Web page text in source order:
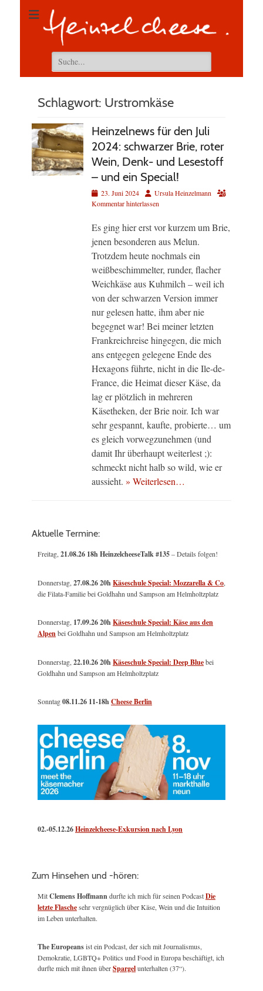
Suchen
nach:
Schlagwort: Urstromkäse
Heinzelnews für den Juli
2024: schwarzer Brie, roter
Wein, Denk- und Lesestoff
– und ein Special!
Veröffentlicht
am
23. Juni 2024 AutorUrsula Heinzelmann
Kommentar hinterlassen
Es ging hier erst vor kurzem um Brie,
jenen besonderen aus Melun.
Trotzdem heute nochmals ein
weißbeschimmelter, runder, flacher
Weichkäse aus Kuhmilch – weil ich
von der schwarzen Version immer
nur gelesen hatte, ihm aber nie
begegnet war! Bei meiner letzten
Frankreichreise hingegen, die mich
ans entgegen gelegene Ende des
Hexagons führte, nicht in die Ile-de-
France, die Heimat dieser Käse, da
lag er plötzlich in mehreren
Käsetheken, der Brie noir. Ich war
sehr gespannt, kaufte, probierte… um
es gleich vorwegzunehmen (und
damit Ihr überhaupt weiterlest ;):
schmeckt nicht halb so wild, wie er
aussieht. » Weiterlesen…
Aktuelle Termine:
Freitag,21.08.26 18h HeinzelcheeseTalk #135– Details folgen!
Donnerstag,27.08.26 20hKäseschule Special: Mozzarella & Co,
die Filata-Familie bei Goldhahn und Sampson am Helmholtzplatz
Donnerstag, 17.09.26 20hKäseschule Special: Käse aus den
Alpenbei Goldhahn und Sampson am Helmholtzplatz
Donnerstag,22.10.26 20hKäseschule Special: Deep Bluebei
Goldhahn und Sampson am Helmholtzplatz
Sonntag08.11.26 11-18hCheese Berlin
02.-05.12.26Heinzelcheese-Exkursion nach Lyon
Zum Hinsehen und -hören:
MitClemens Hoffmanndurfte ich mich für seinen PodcastDie
letzte Flaschesehr vergnüglich über Käse, Wein und die Intuition
im Leben unterhalten.
The Europeansist ein Podcast, der sich mit Journalismus,
Demokratie, LGBTQ+ Politics und Food in Europa beschäftigt, ich
durfte mich mit ihnen überSpargelunterhalten (37“).